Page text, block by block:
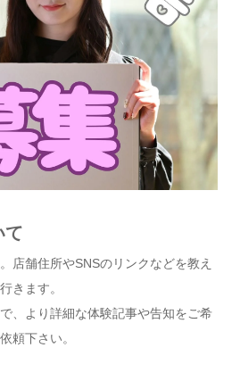
て
店舗住所やSNSのリンクなどを教え
きます。
、より詳細な体験記事や告知をご希
頼下さい。